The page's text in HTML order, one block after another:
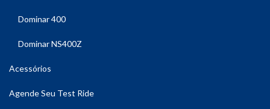
Dominar 400
Dominar NS400Z
Acessórios
Agende Seu Test Ride